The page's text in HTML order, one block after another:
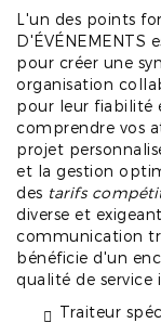
L'un des points
D'ÉVÉNEMENTS
pour créer une
organisation
pour leur fiabilité
comprendre vos
projet
et la gestion
des tarifs
diverse et
communication
bénéficie d'un
qualité de service
Traiteur